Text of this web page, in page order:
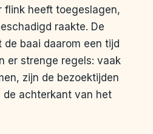
flink heeft toegeslagen,
raakte. De
baai daarom een tijd
er strenge regels: vaak
zijn de bezoektijden
de achterkant van het